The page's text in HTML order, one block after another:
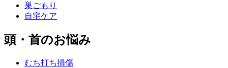
巣ごもり
自宅ケア
頭・首のお悩み
むち打ち損傷